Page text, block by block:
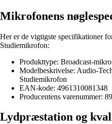
Mikrofonens
Her er de vigtigste specifikationer
Studiemikrofon:
Produkttype: Broadcast-
Modelbeskrivelse: Audio-
Studiemikrofon
EAN-kode: 4961310081348
Producentens varenummer:
Lydpræstation og